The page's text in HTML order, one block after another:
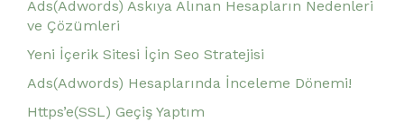
Ads(Adwords) Askıya Alınan Hesapların Nedenleri
ve Çözümleri
Yeni İçerik Sitesi İçin Seo Stratejisi
Ads(Adwords) Hesaplarında İnceleme Dönemi!
Https’e(SSL) Geçiş Yaptım